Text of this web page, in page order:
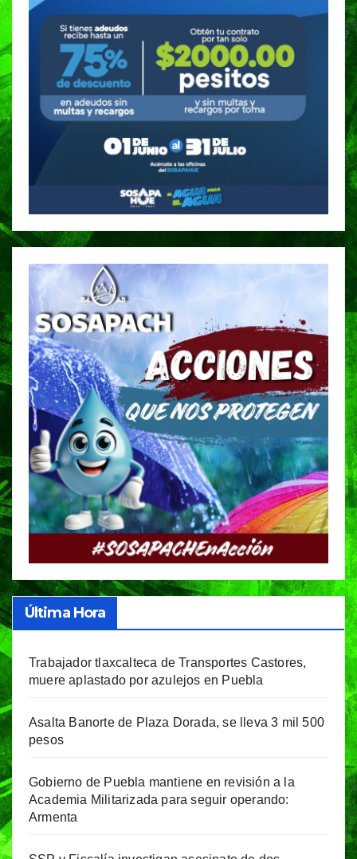
Última Hora
Trabajador tlaxcalteca de Transportes Castores,
muere aplastado por azulejos en Puebla
Asalta Banorte de Plaza Dorada, se lleva 3 mil 500
pesos
Gobierno de Puebla mantiene en revisión a la
Academia Militarizada para seguir operando:
Armenta